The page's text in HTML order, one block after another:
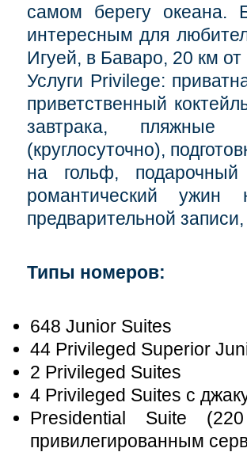
самом берегу океана.
интересным для
Игуей, в Баваро, 20 км
Услуги Privilege:
приветственный
завтрака, пляжные
(круглосуточно),
на гольф,
романтический
предварительной
Типы номеров:
648 Junior Suites
44 Privileged Superior
2 Privileged Suites
4 Privileged Suites с
Presidential Suite
привилегированным